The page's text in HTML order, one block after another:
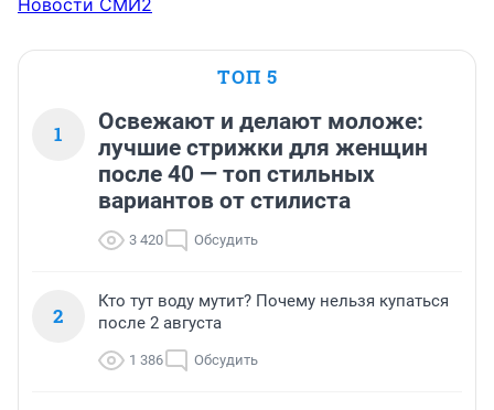
Новости СМИ2
ТОП 5
1
Освежают и делают моложе:
лучшие стрижки для женщин
после 40 — топ стильных
вариантов от стилиста
3 420 Обсудить
2
Кто тут воду мутит? Почему нельзя купаться
после 2 августа
1 386 Обсудить